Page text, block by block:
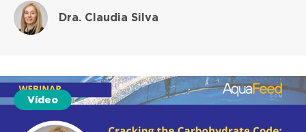
Dra. Claudia Silva
Vídeo